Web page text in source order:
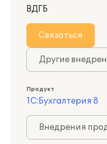
ВДГБ
Связаться
Другие
Продукт
1С:Бухгалтерия 8
Внедрения